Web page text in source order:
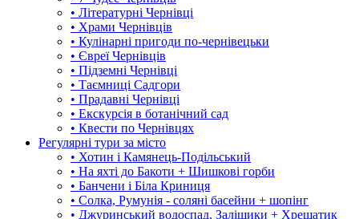
• Літературні Чернівці
• Храми Чернівців
• Кулінарні пригоди по-чернівецьки
• Євреї Чернівців
• Підземні Чернівці
• Таємниці Садгори
• Прадавні Чернівці
• Екскурсія в ботанічний сад
• Квести по Чернівцях
Регулярні тури за місто
• Хотин і Камянець-Подільський
• На яхті до Бакоти + Шишкові горби
• Банчени і Біла Криниця
• Солка, Румунія - соляні басейни + шопінг
• Джуринський водоспад, Заліщики + Хрещатик